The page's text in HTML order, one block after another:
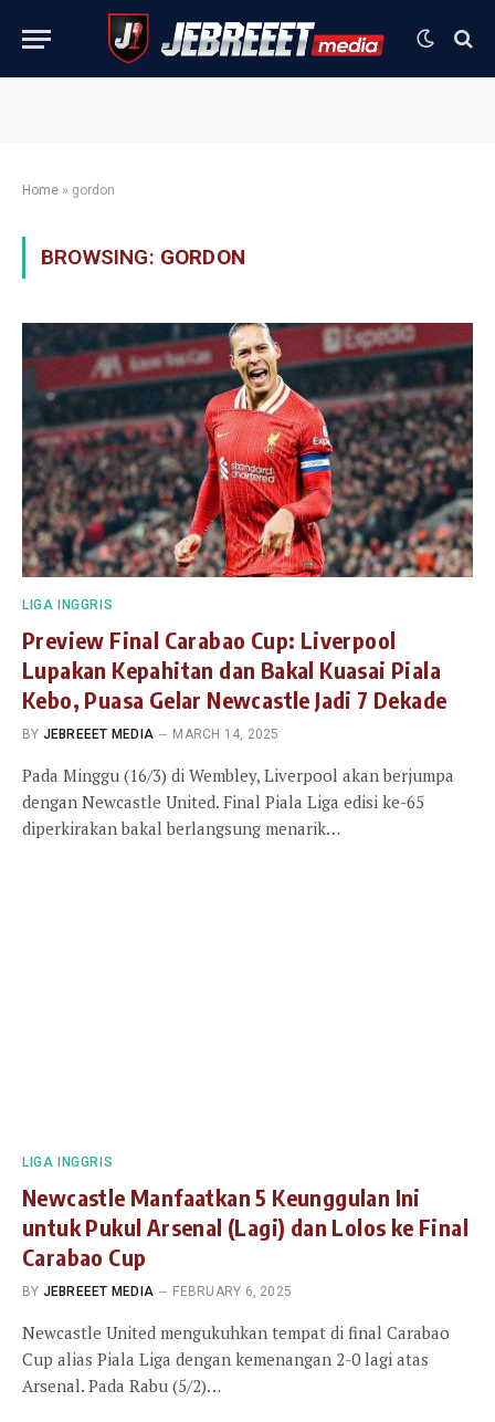
Home » gordon
BROWSING: GORDON
LIGA INGGRIS
Preview Final Carabao Cup: Liverpool
Lupakan Kepahitan dan Bakal Kuasai Piala
Kebo, Puasa Gelar Newcastle Jadi 7 Dekade
BY JEBREEET MEDIA MARCH 14, 2025
Pada Minggu (16/3) di Wembley, Liverpool akan berjumpa
dengan Newcastle United. Final Piala Liga edisi ke-65
diperkirakan bakal berlangsung menarik…
LIGA INGGRIS
Newcastle Manfaatkan 5 Keunggulan Ini
untuk Pukul Arsenal (Lagi) dan Lolos ke Final
Carabao Cup
BY JEBREEET MEDIA FEBRUARY 6, 2025
Newcastle United mengukuhkan tempat di final Carabao
Cup alias Piala Liga dengan kemenangan 2-0 lagi atas
Arsenal. Pada Rabu (5/2)…